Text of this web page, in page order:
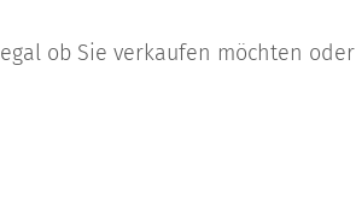
ob Sie verkaufen möchten oder